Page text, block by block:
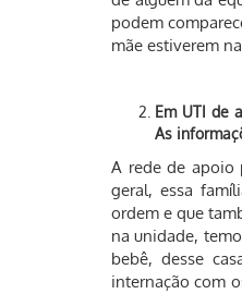
podem
mãe estiverem
Em UTI de
As
A rede de apoio
geral, essa
ordem e que
na unidade,
bebê, desse
internação com